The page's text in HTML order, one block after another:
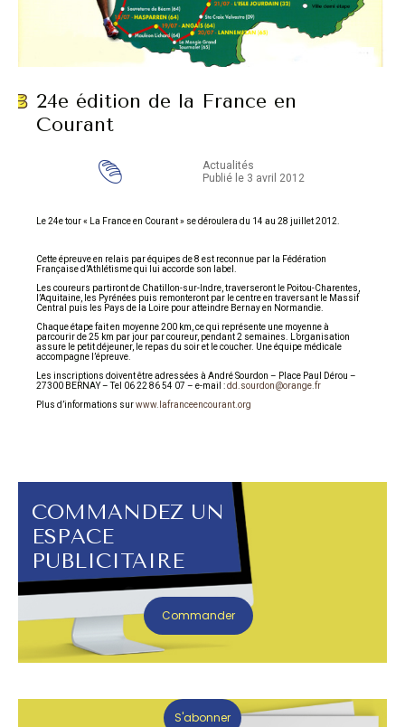
24e édition de la France en
Courant
Actualités
Publié le 3 avril 2012
Le 24e tour « La France en Courant » se déroulera du 14 au 28 juillet 2012.
Cette épreuve en relais par équipes de 8 est reconnue par la Fédération
Française d’Athlétisme qui lui accorde son label.
Les coureurs partiront de Chatillon-sur-Indre, traverseront le Poitou-Charentes,
l’Aquitaine, les Pyrénées puis remonteront par le centre en traversant le Massif
Central puis les Pays de la Loire pour atteindre Bernay en Normandie.
Chaque étape fait en moyenne 200 km, ce qui représente une moyenne à
parcourir de 25 km par jour par coureur, pendant 2 semaines. L’organisation
assure le petit déjeuner, le repas du soir et le coucher. Une équipe médicale
accompagne l’épreuve.
Les inscriptions doivent être adressées à André Sourdon – Place Paul Dérou –
27300 BERNAY – Tel 06 22 86 54 07 – e-mail :dd.sourdon@orange.fr
Plus d’informations surwww.lafranceencourant.org
COMMANDEZ UN
ESPACE
PUBLICITAIRE
Commander
S'abonner